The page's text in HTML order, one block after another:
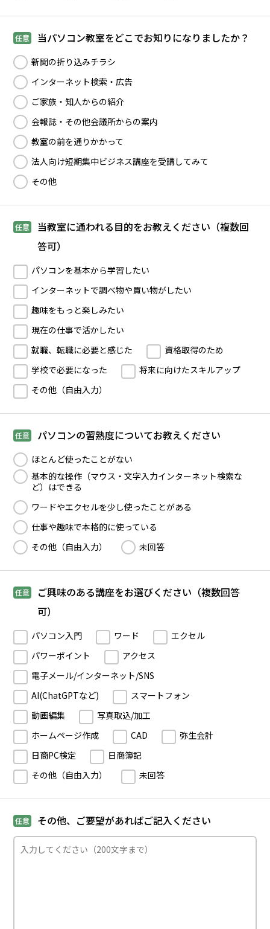
任意 当パソコン教室をどこでお知りになりましたか？
新聞の折り込みチラシ
インターネット検索・広告
ご家族・知人からの紹介
会報誌・その他会議所からの案内
教室の前を通りかかって
法人向け短期集中ビジネス講座を受講してみて
その他
任意
当教室に通われる目的をお教えください（複数回
答可）
パソコンを基本から学習したい
インターネットで調べ物や買い物がしたい
趣味をもっと楽しみたい
現在の仕事で活かしたい
就職、転職に必要と感じた
資格取得のため
学校で必要になった
将来に向けたスキルアップ
その他（自由入力）
任意 パソコンの習熟度についてお教えください
ほとんど使ったことがない
基本的な操作（マウス・文字入力インターネット検索な
ど）はできる
ワードやエクセルを少し使ったことがある
仕事や趣味で本格的に使っている
その他（自由入力）
未回答
任意
ご興味のある講座をお選びください（複数回答
可）
パソコン入門 ワード
エクセル
パワーポイント
アクセス
電子メール/インターネット/SNS
AI(ChatGPTなど)
スマートフォン
動画編集
写真取込/加工
ホームページ作成
CAD
弥生会計
日商PC検定
日商簿記
その他（自由入力）
未回答
その他、ご要望があればご記入ください
任意